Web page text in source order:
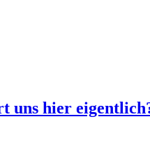
uns hier